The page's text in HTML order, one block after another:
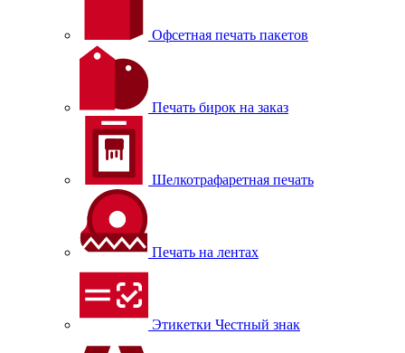
Офсетная печать пакетов
Печать бирок на заказ
Шелкотрафаретная печать
Печать на лентах
Этикетки Честный знак